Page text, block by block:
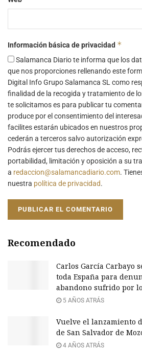
Información básica de privacidad *
Salamanca Diario te informa que los
que nos proporciones rellenando este
Digital Info Grupo Salamanca SL como
finalidad de la recogida y tratamiento de
te solicitamos es para publicar tu
produce por el consentimiento del
facilites estarán ubicados en nuestros
cederán a terceros salvo autorización
Podrás ejercer tus derechos de acceso,
portabilidad, limitación y oposición a su
a redaccion@salamancadiario.com.
nuestra política de privacidad.
Recomendado
Carlos García Carbayo
toda España para
abandono sufrido por
5 AÑOS ATRÁS
Vuelve el lanzamiento
de San Salvador de
4 AÑOS ATRÁS